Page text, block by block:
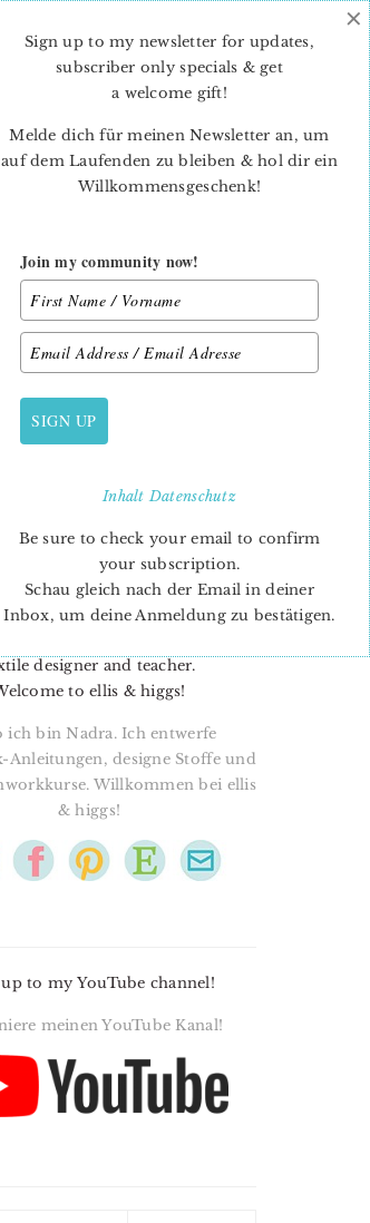
DATENSCHUTZ
I’m a quilt pattern designer,
designer and teacher.
to ellis & higgs!
ich bin Nadra. Ich entwerfe
Anleitungen, designe Stoffe und
Willkommen bei ellis
& higgs!
to my YouTube channel!
meinen YouTube Kanal!
Sign up to my newsletter for updates,
subscriber only specials & get
a welcome gift!
Melde dich für meinen Newsletter an, um
auf dem Laufenden zu bleiben & hol dir ein
Willkommensgeschenk!
Join my community now!
SIGN UP
InhaltDatenschutz
Be sure to check your email to confirm
your subscription.
Schau gleich nach der Email in deiner
Inbox, um deine Anmeldung zu bestätigen.
×